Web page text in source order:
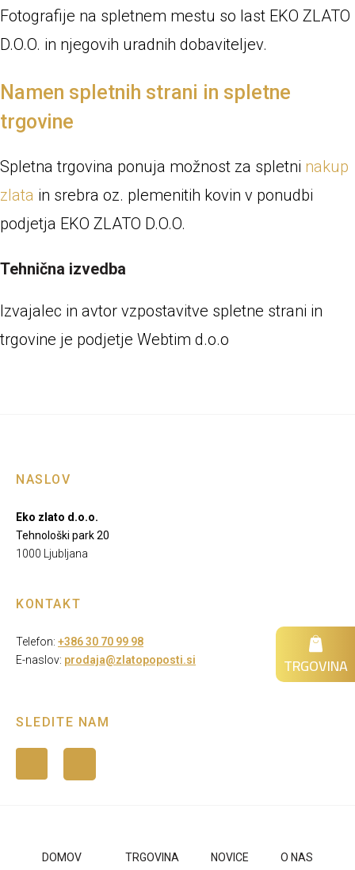
Fotografije na spletnem mestu so last EKO ZLATO
D.O.O. in njegovih uradnih dobaviteljev.
Namen spletnih strani in spletne
trgovine
Spletna trgovina ponuja možnost za spletni nakup
zlata in srebra oz. plemenitih kovin v ponudbi
podjetja EKO ZLATO D.O.O.
Tehnična izvedba
Izvajalec in avtor vzpostavitve spletne strani in
trgovine je podjetje Webtim d.o.o
TRGOVINA
NASLOV
Eko zlato d.o.o.
Tehnološki park 20
1000 Ljubljana
KONTAKT
Telefon: +386 30 70 99 98
E-naslov: prodaja@zlatopoposti.si
SLEDITE NAM
DOMOV TRGOVINA NOVICE O NAS